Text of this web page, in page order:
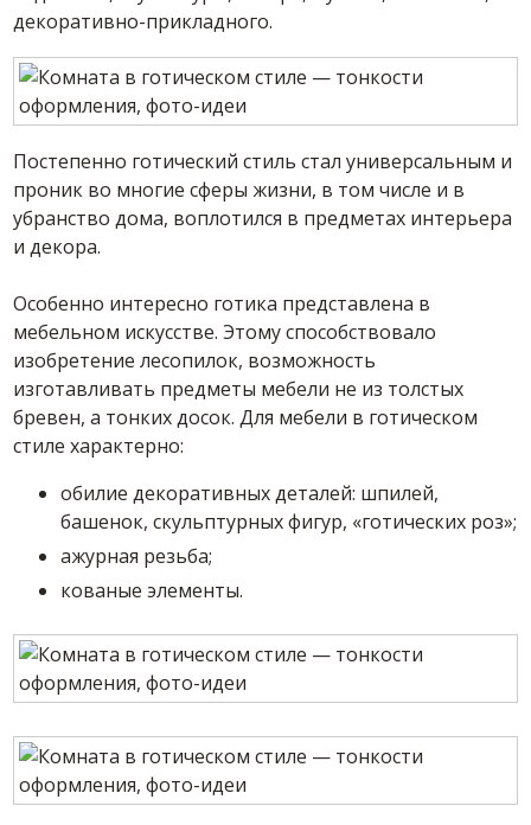
декоративно-прикладного.
Постепенно готический стиль стал универсальным и
проник во многие сферы жизни, в том числе и в
убранство дома, воплотился в предметах интерьера
и декора.
Особенно интересно готика представлена в
мебельном искусстве. Этому способствовало
изобретение лесопилок, возможность
изготавливать предметы мебели не из толстых
бревен, а тонких досок. Для мебели в готическом
стиле характерно:
обилие декоративных деталей: шпилей,
башенок, скульптурных фигур, «готических роз»;
ажурная резьба;
кованые элементы.